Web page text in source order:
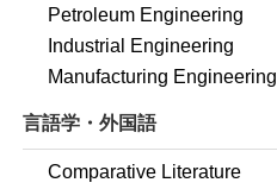
Petroleum Engineering
Industrial Engineering
Manufacturing Engineering
言語学・外国語
Comparative Literature